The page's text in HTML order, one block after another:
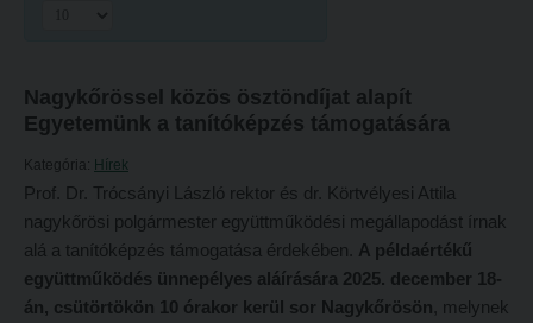
Szabályzatok
Határozatok
Nemzetközi mobilitás
Történeti áttekintés
Hasznos linkek
Hittanoktató- és Kántorképző Intézet
Gyakorlati és Továbbképzési Intézet
Minőségbiztosítás
Oktatóink
Szabályzatok
Nagykőrössel közös ösztöndíjat alapít
Egyetemünk a tanítóképzés támogatására
Kategória: Hírek
Prof. Dr. Trócsányi László rektor és dr. Körtvélyesi Attila
nagykőrösi polgármester együttműködési megállapodást írnak
alá a tanítóképzés támogatása érdekében. A példaértékű
együttműködés ünnepélyes aláírására 2025. december 18-
án, csütörtökön 10 órakor kerül sor Nagykőrösön , melynek